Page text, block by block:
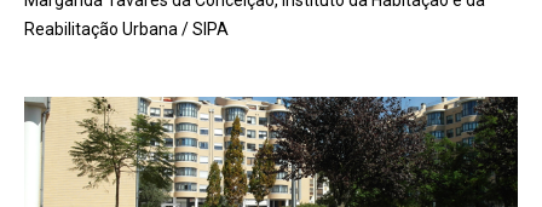
Reabilitação Urbana / SIPA